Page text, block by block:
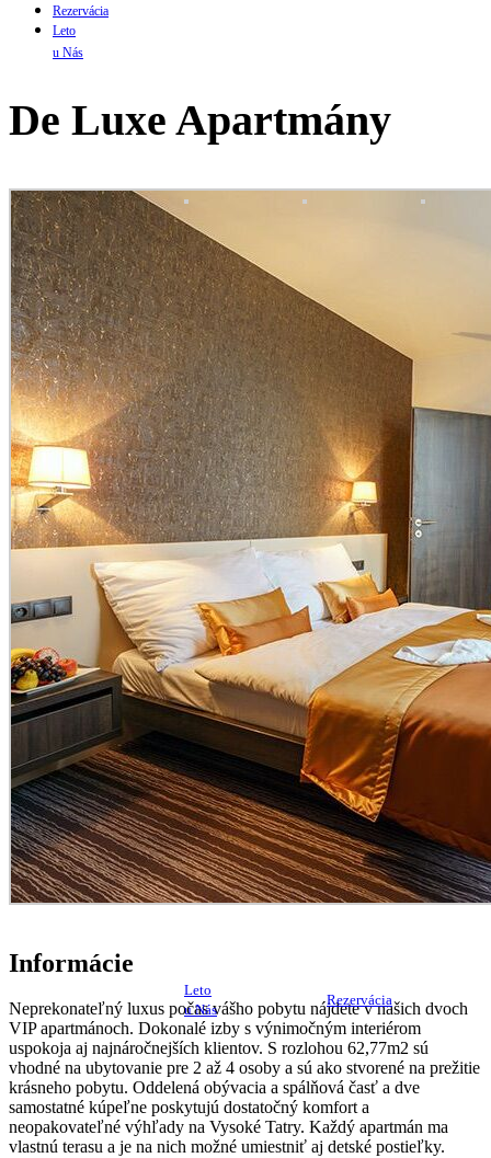
Rezervácia
Leto
u Nás
Rezervácia
Leto
u Nás
De Luxe Apartmány
Informácie
Neprekonateľný luxus počas vášho pobytu nájdete v našich dvoch
VIP apartmánoch. Dokonalé izby s výnimočným interiérom
uspokoja aj najnáročnejších klientov. S rozlohou 62,77m2 sú
vhodné na ubytovanie pre 2 až 4 osoby a sú ako stvorené na prežitie
krásneho pobytu. Oddelená obývacia a spálňová časť a dve
samostatné kúpeľne poskytujú dostatočný komfort a
neopakovateľné výhľady na Vysoké Tatry. Každý apartmán ma
vlastnú terasu a je na nich možné umiestniť aj detské postieľky.